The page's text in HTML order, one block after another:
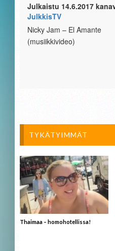
Julkaistu 14.6.2017
JulkkisTV
Nicky Jam – El Amante
(musiikkivideo)
TYKÄTYIMMÄT
Thaimaa – homohotellissa!